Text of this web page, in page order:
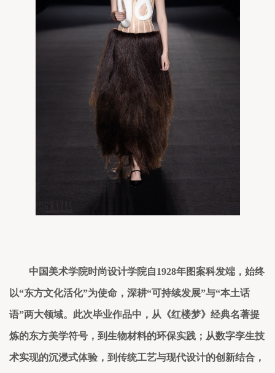
中国美术学院时尚设计学院自1928年图案科发端，始终
以“东方文化活化”为使命，深耕“可持续发展”与“本土话
语”两大领域。此次毕业作品中，从《红楼梦》 经典名著提
炼的东方美学符号， 到生物材料的环保实践；从数字孪生技
术实现的沉浸式体验，到传统工艺与现代设计的创新结合，